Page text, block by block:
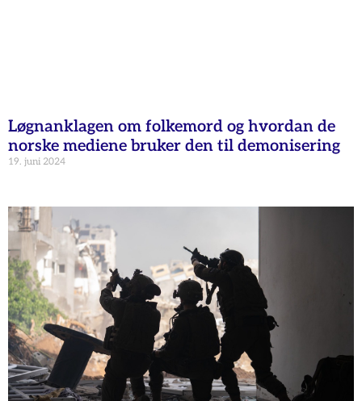
Løgnanklagen om folkemord og hvordan de
norske mediene bruker den til demonisering
19. juni 2024